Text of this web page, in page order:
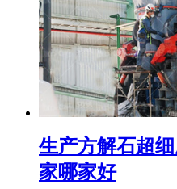
生产方解石超
家哪家好